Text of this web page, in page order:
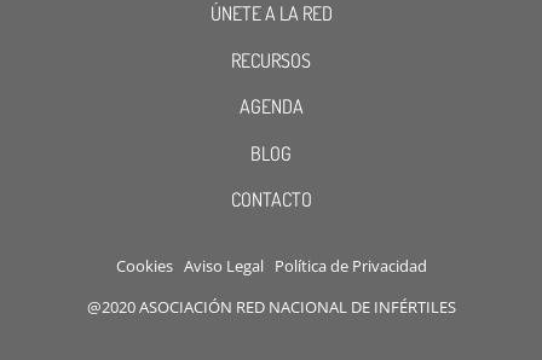
ÚNETE A LA RED
RECURSOS
AGENDA
BLOG
CONTACTO
Cookies Aviso Legal Política de Privacidad
@2020 ASOCIACIÓN RED NACIONAL DE INFÉRTILES